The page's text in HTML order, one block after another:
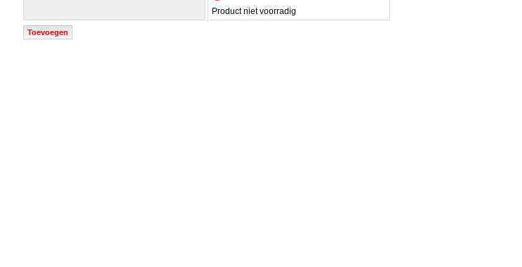
Product niet voorradig
Toevoegen